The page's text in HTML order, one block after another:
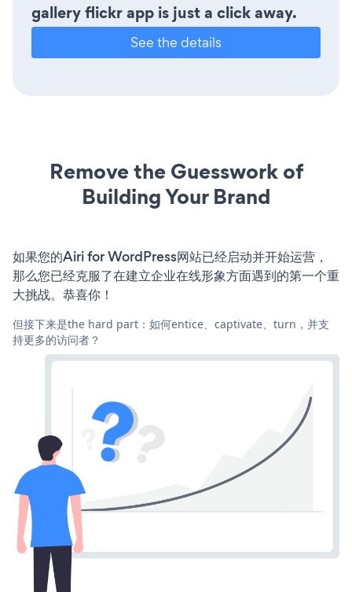
gallery flickr app is just a click away.
See the details
Remove the Guesswork of
Building Your Brand
如果您的Airi for WordPress网站已经启动并开始运营，
那么您已经克服了在建立企业在线形象方面遇到的第一个重
大挑战。恭喜你！
但接下来是the hard part：如何entice、captivate、turn，并支
持更多的访问者？